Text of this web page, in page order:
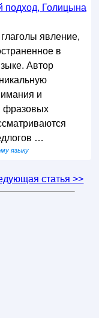
подход, Голицына
явление,
в
Автор
и
фразовых
…
языку
статья >>